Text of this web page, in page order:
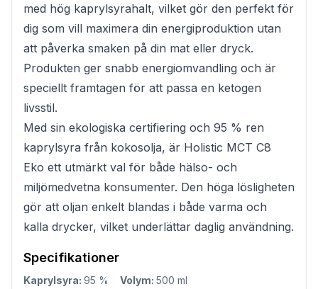
med hög kaprylsyrahalt, vilket gör den perfekt för
dig som vill maximera din energiproduktion utan
att påverka smaken på din mat eller dryck.
Produkten ger snabb energiomvandling och är
speciellt framtagen för att passa en ketogen
livsstil.
Med sin ekologiska certifiering och 95 % ren
kaprylsyra från kokosolja, är Holistic MCT C8
Eko ett utmärkt val för både hälso- och
miljömedvetna konsumenter. Den höga lösligheten
gör att oljan enkelt blandas i både varma och
kalla drycker, vilket underlättar daglig användning.
Specifikationer
Kaprylsyra: 95 % Volym: 500 ml